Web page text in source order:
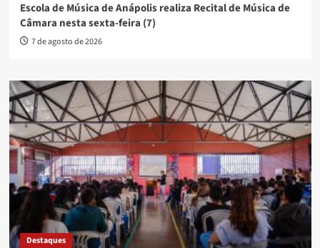
Escola de Música de Anápolis realiza Recital de Música de
Câmara nesta sexta-feira (7)
7 de agosto de 2026
Destaques